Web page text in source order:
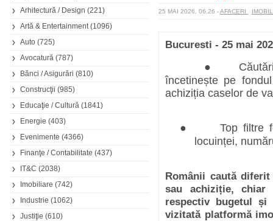
Arhitectură / Design (221)
Artă & Entertainment(1096)
Auto (725)
Avocatură (787)
Bănci / Asigurări (810)
Construcţii (985)
Educaţie / Cultură (1841)
Energie (403)
Evenimente (4366)
Finanţe / Contabilitate (437)
IT&C (2038)
Imobiliare (742)
Industrie (1062)
Justiţie (610)
25 MAI 2026, 06.26 -AFACERI
Bucuresti - 25 mai
●
încetinește pe
achiziția caselor de
●
Top filtre
locuinței,
Românii caută
sau achiziție, chiar
respectiv bugetul și
vizitată platformă